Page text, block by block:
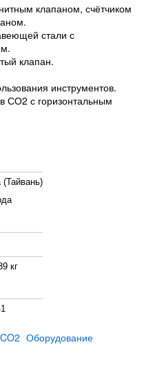
клапаном, счётчиком
стали с
клапан.
инструментов.
СО2 с горизонтальным
(Тайвань)
кг
Оборудование